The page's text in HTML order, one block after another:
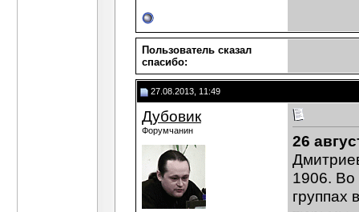
Пользователь сказал
cпасибо:
27.08.2013, 11:49
Дубовик
Форумчанин
26
1906. Во
группах